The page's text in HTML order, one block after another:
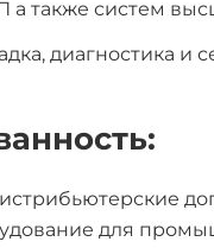
а также систем
диагностика и
для